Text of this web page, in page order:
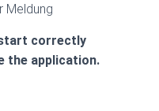
Meldung
correctly
the application.